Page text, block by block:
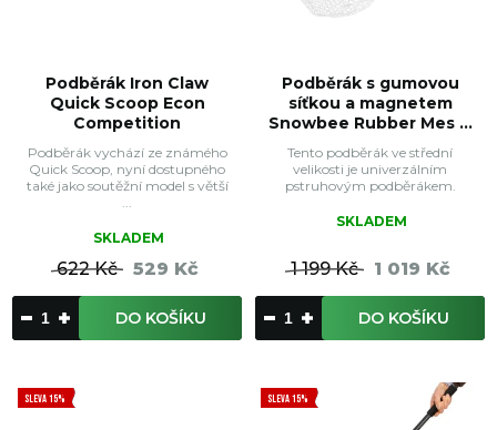
Podběrák Iron Claw
Quick Scoop Econ
Competition
Podběrák vychází ze známého
Quick Scoop, nyní dostupného
také jako soutěžní model s větší
...
SKLADEM
622 Kč 529 Kč
DO KOŠÍKU
Podběrák s gumovou
síťkou a magnetem
Snowbee Rubber Mes ...
Tento podběrák ve střední
velikosti je univerzálním
pstruhovým podběrákem.
SKLADEM
1 199 Kč 1 019 Kč
DO KOŠÍKU
SLEVA 15% SLEVA 15%